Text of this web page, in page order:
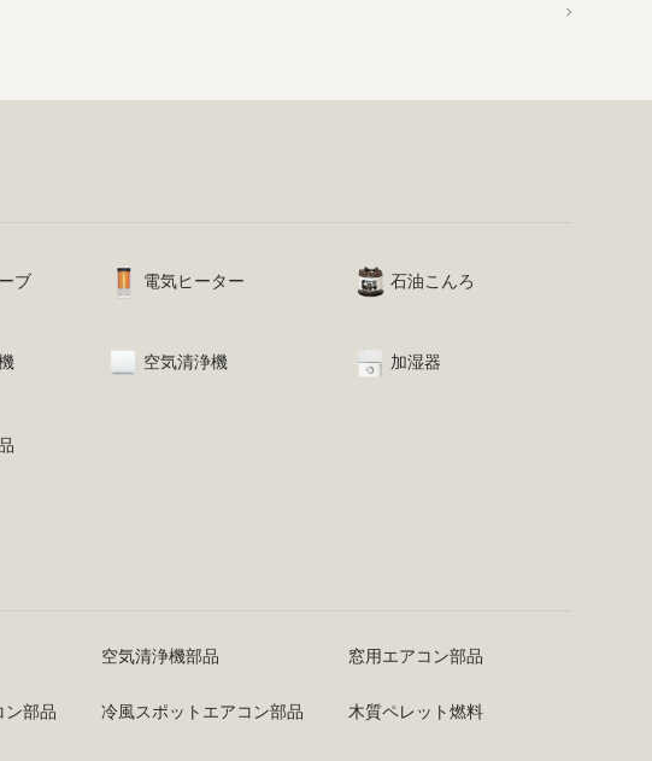
ブ 電気ヒーター 石油こんろ
空気清浄機 加湿器
空気清浄機部品 窓用エアコン部品
ン部品 冷風スポットエアコン部品 木質ペレット燃料